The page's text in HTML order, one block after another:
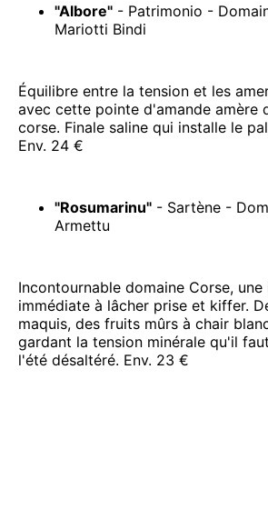
"Albore" - Patrimonio -
Mariotti Bindi
Équilibre entre la tension et les
avec cette pointe d'amande amère
corse. Finale saline qui installe le
Env. 24 €
"Rosumarinu" - Sartène -
Armettu
Incontournable domaine Corse,
immédiate à lâcher prise et kiffer.
maquis, des fruits mûrs à chair
gardant la tension minérale qu'il
l'été désaltéré. Env. 23 €